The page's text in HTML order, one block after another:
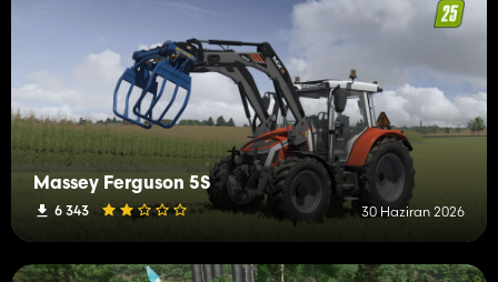
Massey Ferguson 5S
6 343 30 Haziran 2026